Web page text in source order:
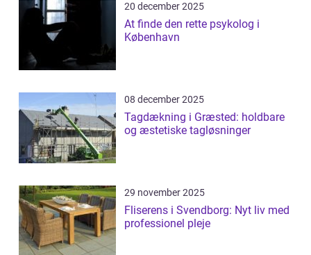
20 december 2025
At finde den rette psykolog i
København
08 december 2025
Tagdækning i Græsted: holdbare
og æstetiske tagløsninger
29 november 2025
Fliserens i Svendborg: Nyt liv med
professionel pleje